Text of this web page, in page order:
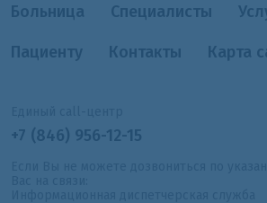
Больница Специалисты
Пациенту Контакты Карта
+7 (846) 956-12-15